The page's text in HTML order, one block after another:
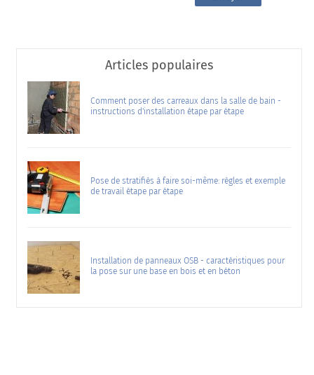
Articles populaires
Comment poser des carreaux dans la salle de bain -
instructions d'installation étape par étape
Pose de stratifiés à faire soi-même: règles et exemple
de travail étape par étape
Installation de panneaux OSB - caractéristiques pour
la pose sur une base en bois et en béton